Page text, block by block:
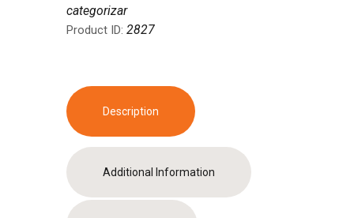
categorizar
Product ID: 2827
Description
Additional Information